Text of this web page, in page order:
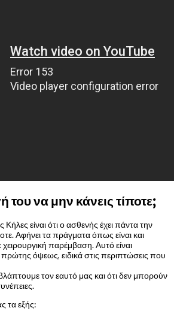
του να μην κάνεις τίποτε;
Κήλες είναι ότι ο ασθενής έχει πάντα την
Αφήνει τα πράγματα όπως είναι και
παρέμβαση. Αυτό είναι
όψεως, ειδικά στις περιπτώσεις που
τον εαυτό μας και ότι δεν μπορούν
τα εξής: